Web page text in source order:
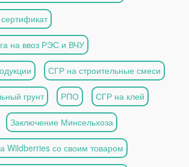
на ввоз РЭС и ВЧУ
СГР на строительные смеси
грунт РПО СГР на клей
Заключение Минсельхоза
Wildberries со своим товаром